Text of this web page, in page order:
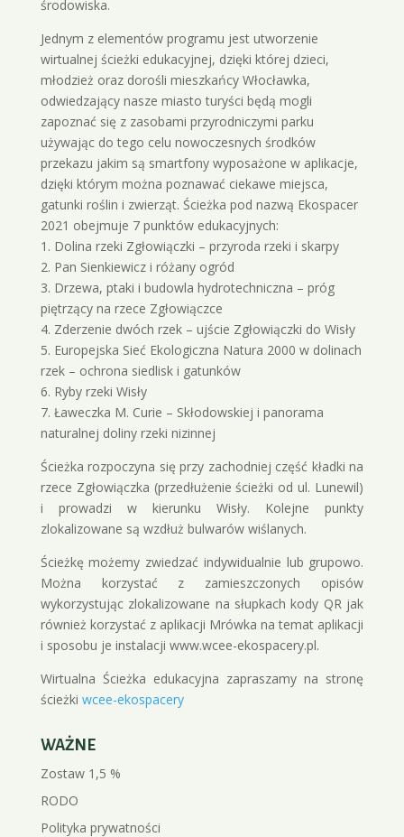
środowiska.
Jednym z elementów programu jest utworzenie
wirtualnej ścieżki edukacyjnej, dzięki której dzieci,
młodzież oraz dorośli mieszkańcy Włocławka,
odwiedzający nasze miasto turyści będą mogli
zapoznać się z zasobami przyrodniczymi parku
używając do tego celu nowoczesnych środków
przekazu jakim są smartfony wyposażone w aplikacje,
dzięki którym można poznawać ciekawe miejsca,
gatunki roślin i zwierząt. Ścieżka pod nazwą Ekospacer
2021 obejmuje 7 punktów edukacyjnych:
1. Dolina rzeki Zgłowiączki – przyroda rzeki i skarpy
2. Pan Sienkiewicz i różany ogród
3. Drzewa, ptaki i budowla hydrotechniczna – próg
piętrzący na rzece Zgłowiączce
4. Zderzenie dwóch rzek – ujście Zgłowiączki do Wisły
5. Europejska Sieć Ekologiczna Natura 2000 w dolinach
rzek – ochrona siedlisk i gatunków
6. Ryby rzeki Wisły
7. Ławeczka M. Curie – Skłodowskiej i panorama
naturalnej doliny rzeki nizinnej
Ścieżka rozpoczyna się przy zachodniej część kładki na
rzece Zgłowiączka (przedłużenie ścieżki od ul. Lunewil)
i prowadzi w kierunku Wisły. Kolejne punkty
zlokalizowane są wzdłuż bulwarów wiślanych.
Ścieżkę możemy zwiedzać indywidualnie lub grupowo.
Można korzystać z zamieszczonych opisów
wykorzystując zlokalizowane na słupkach kody QR jak
również korzystać z aplikacji Mrówka na temat aplikacji
i sposobu je instalacji www.wcee-ekospacery.pl.
Wirtualna Ścieżka edukacyjna zapraszamy na stronę
ścieżki wcee-ekospacery
WAŻNE
Zostaw 1,5 %
RODO
Polityka prywatności